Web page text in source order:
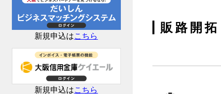
新規申込はこちら
新規申込はこちら
販路開拓